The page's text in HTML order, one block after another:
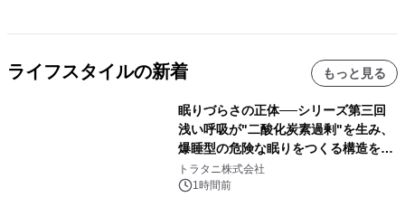
ライフスタイルの新着 もっと見る
眠りづらさの正体──シリーズ第三回
浅い呼吸が"二酸化炭素過剰"を生み、
爆睡型の危険な眠りをつくる構造を解
説
トラタニ株式会社
1時間前